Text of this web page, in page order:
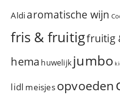
Aldi aromatische wijn
fris & fruitigfruitig
hema huwelijk jumbo
lidl meisjesopvoeden